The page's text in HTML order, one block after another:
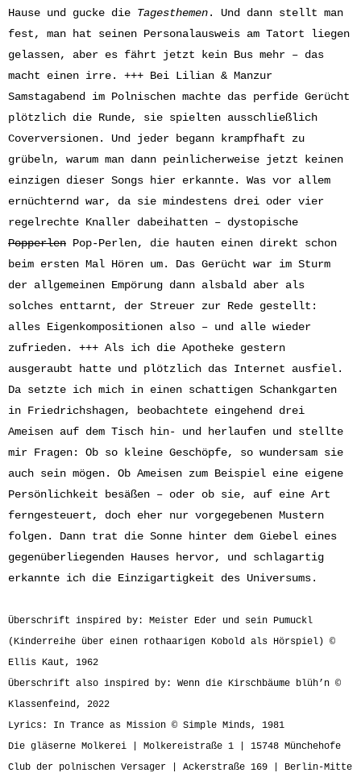
Hause und gucke die Tagesthemen. Und dann stellt man
fest, man hat seinen Personalausweis am Tatort liegen
gelassen, aber es fährt jetzt kein Bus mehr – das
macht einen irre. +++ Bei Lilian & Manzur
Samstagabend im Polnischen machte das perfide Gerücht
plötzlich die Runde, sie spielten ausschließlich
Coverversionen. Und jeder begann krampfhaft zu
grübeln, warum man dann peinlicherweise jetzt keinen
einzigen dieser Songs hier erkannte. Was vor allem
ernüchternd war, da sie mindestens drei oder vier
regelrechte Knaller dabeihatten – dystopische
Popperlen Pop-Perlen, die hauten einen direkt schon
beim ersten Mal Hören um. Das Gerücht war im Sturm
der allgemeinen Empörung dann alsbald aber als
solches enttarnt, der Streuer zur Rede gestellt:
alles Eigenkompositionen also – und alle wieder
zufrieden. +++ Als ich die Apotheke gestern
ausgeraubt hatte und plötzlich das Internet ausfiel.
Da setzte ich mich in einen schattigen Schankgarten
in Friedrichshagen, beobachtete eingehend drei
Ameisen auf dem Tisch hin- und herlaufen und stellte
mir Fragen: Ob so kleine Geschöpfe, so wundersam sie
auch sein mögen. Ob Ameisen zum Beispiel eine eigene
Persönlichkeit besäßen – oder ob sie, auf eine Art
ferngesteuert, doch eher nur vorgegebenen Mustern
folgen. Dann trat die Sonne hinter dem Giebel eines
gegenüberliegenden Hauses hervor, und schlagartig
erkannte ich die Einzigartigkeit des Universums.
Überschrift inspired by: Meister Eder und sein Pumuckl
(Kinderreihe über einen rothaarigen Kobold als Hörspiel) ©
Ellis Kaut, 1962
Überschrift also inspired by: Wenn die Kirschbäume blüh’n ©
Klassenfeind, 2022
Lyrics: In Trance as Mission © Simple Minds, 1981
Die gläserne Molkerei | Molkereistraße 1 | 15748 Münchehofe
Club der polnischen Versager | Ackerstraße 169 | Berlin-Mitte